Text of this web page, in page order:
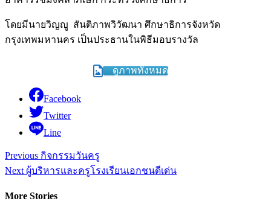
โดยมีนายวิญญู สันติภาพวิวัฒนา ศึกษาธิการจังหวัด
กรุงเทพมหานคร เป็นประธานในพิธีมอบรางวัล
ดูภาพทั้งหมด
Facebook
Twitter
Line
Continue
Reading
Previous กิจกรรมวันครู
Next ผู้บริหารและครูโรงเรียนเอกชนดีเด่น
More Stories